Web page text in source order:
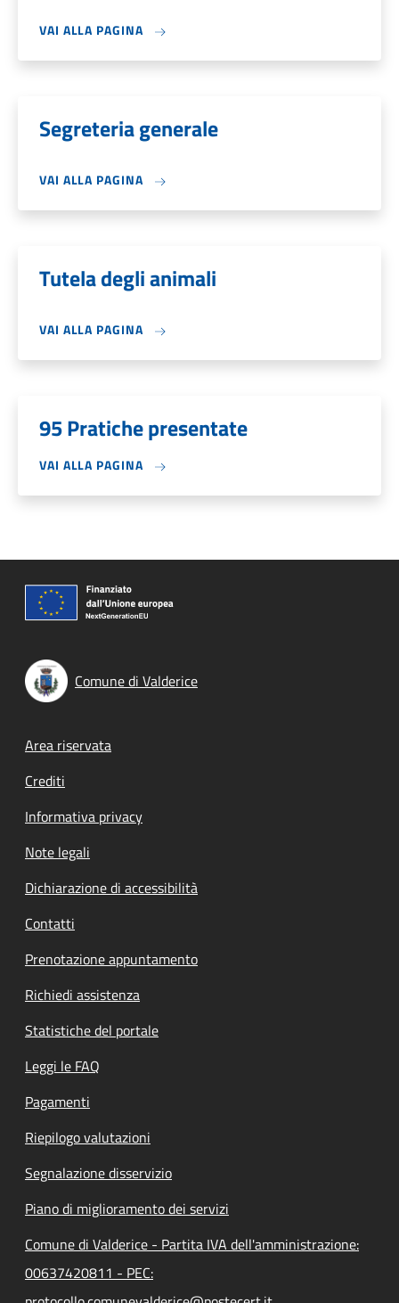
VAI ALLA PAGINA
Segreteria generale
VAI ALLA PAGINA
Tutela degli animali
VAI ALLA PAGINA
95 Pratiche presentate
VAI ALLA PAGINA
Comune di Valderice
Footer menu
Area riservata
Crediti
Informativa privacy
Note legali
Dichiarazione di accessibilità
Contatti
Prenotazione appuntamento
Richiedi assistenza
Statistiche del portale
Leggi le FAQ
Pagamenti
Riepilogo valutazioni
Segnalazione disservizio
Piano di miglioramento dei servizi
Comune di Valderice - Partita IVA dell'amministrazione:
00637420811 - PEC: